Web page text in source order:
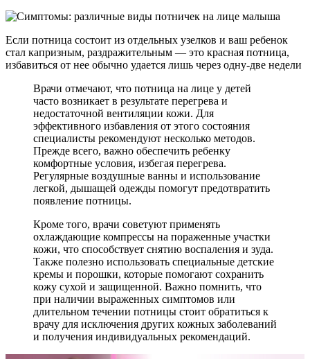
Если потница состоит из отдельных узелков и ваш ребенок
стал капризным, раздражительным — это красная потница,
избавиться от нее обычно удается лишь через одну-две недели
Врачи отмечают, что потница на лице у детей
часто возникает в результате перегрева и
недостаточной вентиляции кожи. Для
эффективного избавления от этого состояния
специалисты рекомендуют несколько методов.
Прежде всего, важно обеспечить ребенку
комфортные условия, избегая перегрева.
Регулярные воздушные ванны и использование
легкой, дышащей одежды помогут предотвратить
появление потницы.
Кроме того, врачи советуют применять
охлаждающие компрессы на пораженные участки
кожи, что способствует снятию воспаления и зуда.
Также полезно использовать специальные детские
кремы и порошки, которые помогают сохранить
кожу сухой и защищенной. Важно помнить, что
при наличии выраженных симптомов или
длительном течении потницы стоит обратиться к
врачу для исключения других кожных заболеваний
и получения индивидуальных рекомендаций.